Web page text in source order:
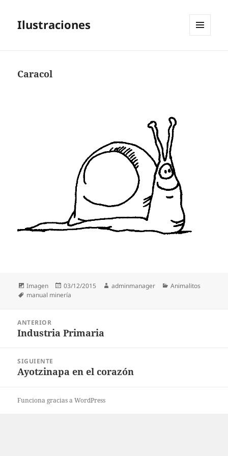
Ilustraciones
Caracol
Formato
Imagen
Publicado
el
03/12/2015 Autor
adminmanager Categorías
Animalitos
Etiquetas
manual minería
entradas
ANTERIOR
Entrada
Industria Primaria
SIGUIENTE
Entrada
Ayotzinapa en el corazón
Funciona gracias a WordPress